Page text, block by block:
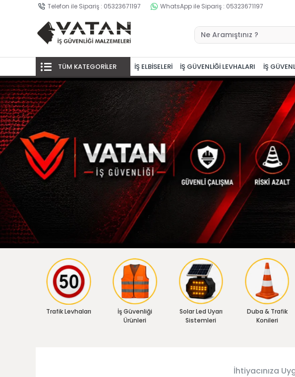
Telefon ile Sipariş : 05323671197 WhatsApp ile Sipariş : 05323671197
TÜM KATEGORİLER İŞ ELBİSELERİ İŞ GÜVENLİĞİ LEVHALARI İŞ
Trafik Levhaları
İş Güvenliği
Ürünleri
Solar Led Uyarı
Sistemleri
Duba & Trafik
Konileri
İhtiyacınıza